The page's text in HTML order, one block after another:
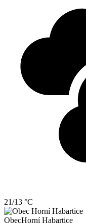
21/13 °C
ObecHorní Habartice